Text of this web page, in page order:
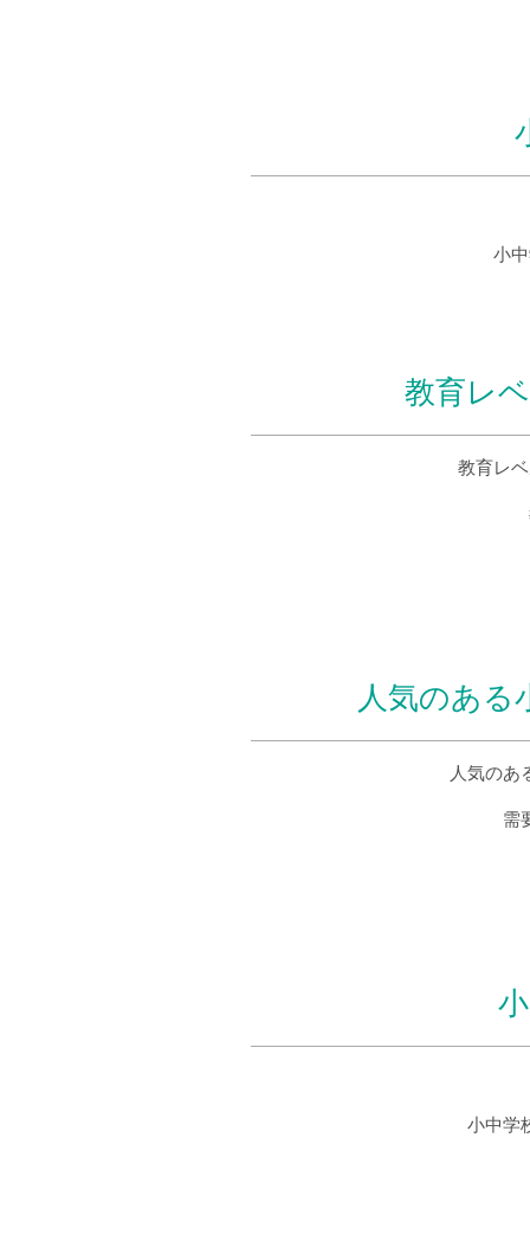
小
教育レ
教育レ
人気のある
人気のあ
需
小中学